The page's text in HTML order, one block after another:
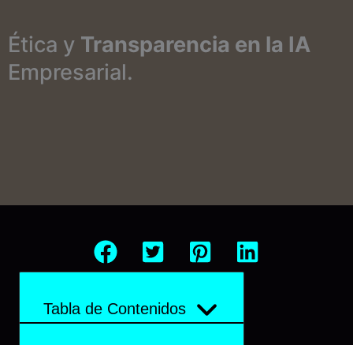
Ética y Transparencia en la IA
Empresarial.
Tabla de Contenidos